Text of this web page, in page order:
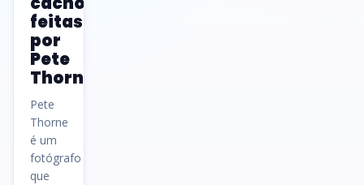
feitas
por
Pete
Thorne
Pete
Thorne
é um
fotógrafo
que